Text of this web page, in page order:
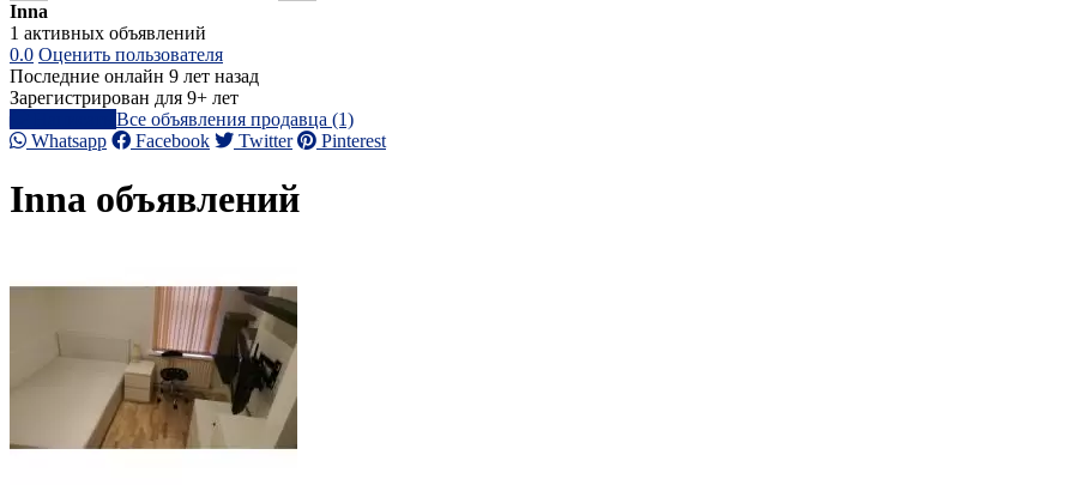
Inna
1 активных объявлений
0.0 Оценить пользователя
Последние онлайн 9 лет назад
Зарегистрирован для 9+ лет
Все объявления продавца (1)
Whatsapp
Facebook Twitter Pinterest
Inna объявлений